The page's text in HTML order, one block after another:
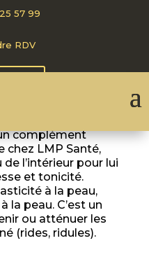
57 99
RDV
complément
chez LMP Santé,
l’intérieur pour lui
et tonicité.
à la peau,
la peau. C’est un
ou atténuer les
(rides, ridules).